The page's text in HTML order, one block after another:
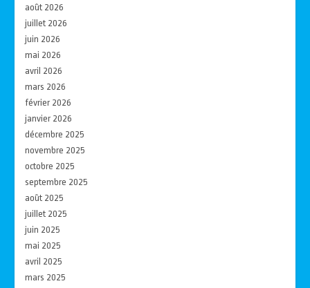
août 2026
juillet 2026
juin 2026
mai 2026
avril 2026
mars 2026
février 2026
janvier 2026
décembre 2025
novembre 2025
octobre 2025
septembre 2025
août 2025
juillet 2025
juin 2025
mai 2025
avril 2025
mars 2025